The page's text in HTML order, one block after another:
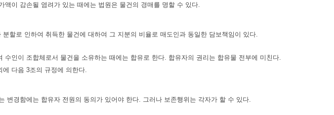
이 감손될 염려가 있는 때에는 법원은 물건의 경매를 명할 수 있다.
분할로 인하여 취득한 물건에 대하여 그 지분의 비율로 매도인과 동일한 담보책임이 있다.
인이 조합체로서 물건을 소유하는 때에는 합유로 한다. 합유자의 권리는 합유물 전부에 미친다.
다음 3조의 규정에 의한다.
변경함에는 합유자 전원의 동의가 있어야 한다. 그러나 보존행위는 각자가 할 수 있다.